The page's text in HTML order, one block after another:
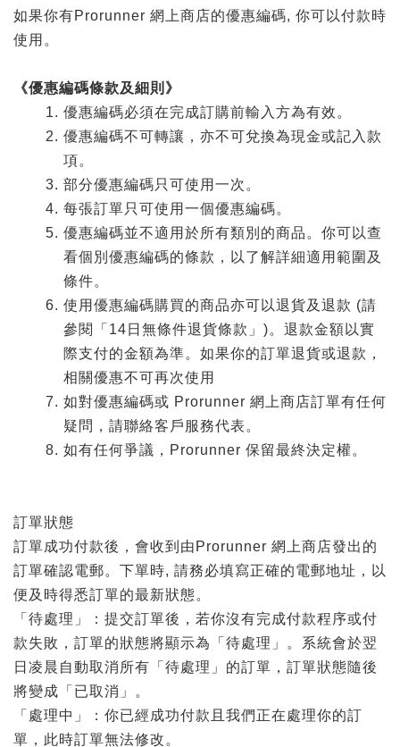
如果你有Prorunner 網上商店的優惠編碼, 你可以付款時
使用。
《優惠編碼條款及細則》
優惠編碼必須在完成訂購前輸入方為有效。
優惠編碼不可轉讓，亦不可兌換為現金或記入款
項。
部分優惠編碼只可使用一次。
每張訂單只可使用一個優惠編碼。
優惠編碼並不適用於所有類別的商品。你可以查
看個別優惠編碼的條款，以了解詳細適用範圍及
條件。
使用優惠編碼購買的商品亦可以退貨及退款 (請
參閱「14日無條件退貨條款」)。退款金額以實
際支付的金額為準。如果你的訂單退貨或退款，
相關優惠不可再次使用
如對優惠編碼或 Prorunner 網上商店訂單有任何
疑問，請聯絡客戶服務代表。
如有任何爭議，Prorunner 保留最終決定權。
訂單狀態
訂單成功付款後，會收到由Prorunner 網上商店發出的
訂單確認電郵。下單時, 請務必填寫正確的電郵地址，以
便及時得悉訂單的最新狀態。
「待處理」：提交訂單後，若你沒有完成付款程序或付
款失敗，訂單的狀態將顯示為「待處理」。系統會於翌
日凌晨自動取消所有「待處理」的訂單，訂單狀態隨後
將變成「已取消」。
「處理中」：你已經成功付款且我們正在處理你的訂
單，此時訂單無法修改。